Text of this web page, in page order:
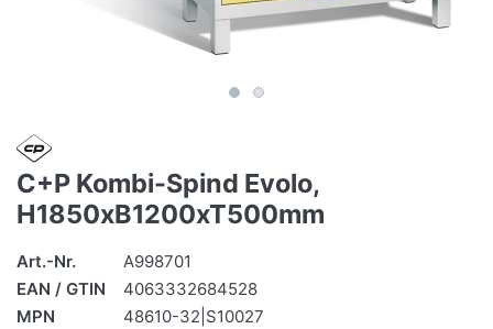
C+P Kombi-Spind Evolo,
H1850xB1200xT500mm
Art.-Nr.
A998701
EAN / GTIN
4063332684528
MPN
48610-32|S10027